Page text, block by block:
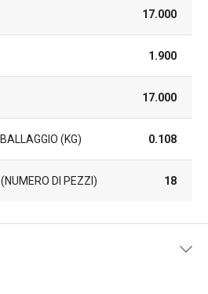
17.000
1.900
17.000
(KG) 0.108
DI PEZZI) 18